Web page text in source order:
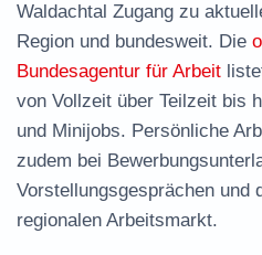
Waldachtal Zugang zu
Region und bundesweit. Die
Bundesagentur für Arbeit
von Vollzeit über Teilzeit bis
und Minijobs. Persönliche
zudem bei
Vorstellungsgesprächen und
regionalen Arbeitsmarkt.